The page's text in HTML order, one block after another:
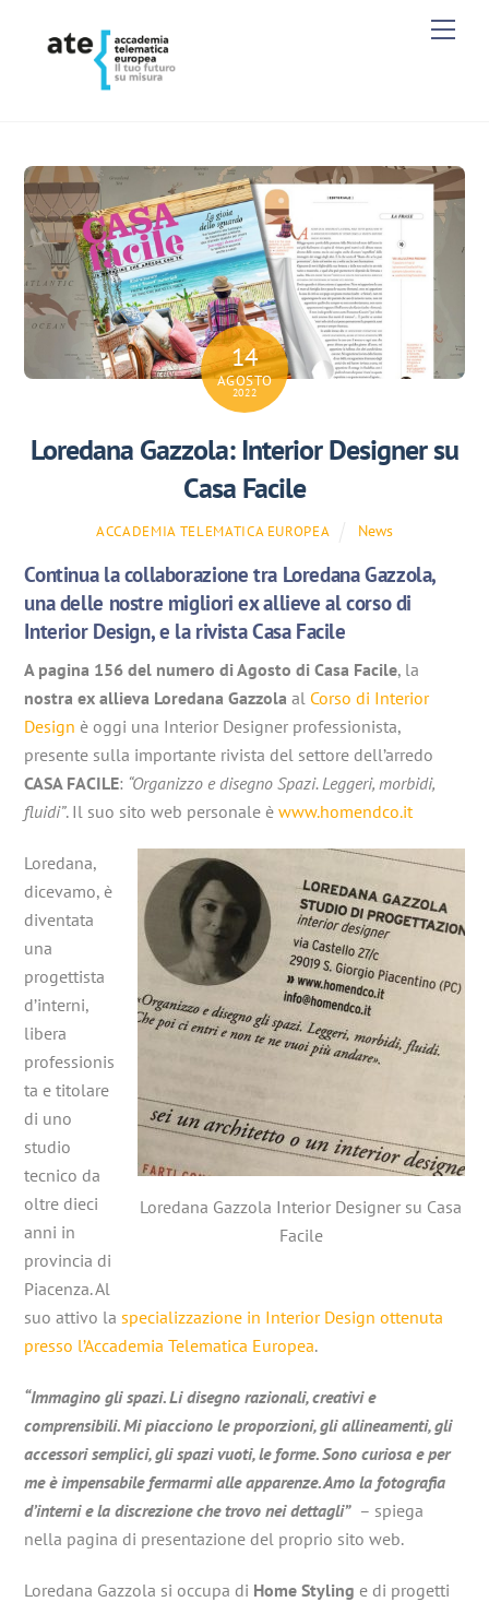
14
AGOSTO
2022
Loredana Gazzola: Interior Designer su
Casa Facile
ACCADEMIA TELEMATICA EUROPEA News
Continua la collaborazione tra Loredana Gazzola,
una delle nostre migliori ex allieve al corso di
Interior Design, e la rivista Casa Facile
A pagina 156 del numero di Agosto di Casa Facile, la
nostra ex allieva Loredana Gazzola al Corso di Interior
Design è oggi una Interior Designer professionista,
presente sulla importante rivista del settore dell’arredo
CASA FACILE: “Organizzo e disegno Spazi. Leggeri, morbidi,
fluidi”. Il suo sito web personale èwww.homendco.it
Loredana Gazzola Interior Designer su Casa
Facile
Loredana,
dicevamo, è
diventata
una
progettista
d’interni,
libera
professionis
ta e titolare
di uno
studio
tecnico da
oltre dieci
anni in
provincia di
Piacenza.Al
suo attivo la specializzazione in Interior Design ottenuta
presso l’Accademia Telematica Europea.
“Immagino gli spazi. Li disegno razionali, creativi e
comprensibili. Mi piacciono le proporzioni, gli allineamenti, gli
accessori semplici, gli spazi vuoti, le forme. Sono curiosa e per
me è impensabile fermarmi alle apparenze. Amo la fotografia
d’interni e la discrezione che trovo nei dettagli” – spiega
nella pagina di presentazione del proprio sito web.
Loredana Gazzola si occupa di Home Styling e di progetti